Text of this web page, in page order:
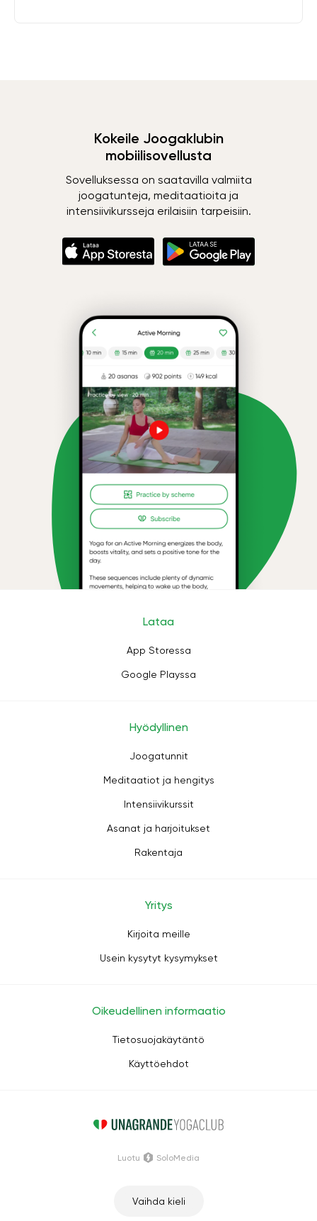
Kokeile Joogaklubin
mobiilisovellusta
Sovelluksessa on saatavilla valmiita
joogatunteja, meditaatioita ja
intensiivikursseja erilaisiin tarpeisiin.
Lataa
App Storessa
Google Playssa
Hyödyllinen
Joogatunnit
Meditaatiot ja hengitys
Intensiivikurssit
Asanat ja harjoitukset
Rakentaja
Yritys
Kirjoita meille
Usein kysytyt kysymykset
Oikeudellinen informaatio
Tietosuojakäytäntö
Käyttöehdot
Vaihda kieli
Luotu SoloMedia